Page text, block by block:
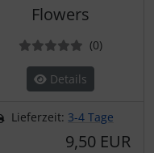
Flowers
(0)
Details
Lieferzeit: 3-4 Tage
9,50 EUR